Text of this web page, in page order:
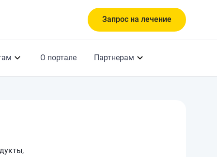
Запрос на лечение
О портале Партнерам